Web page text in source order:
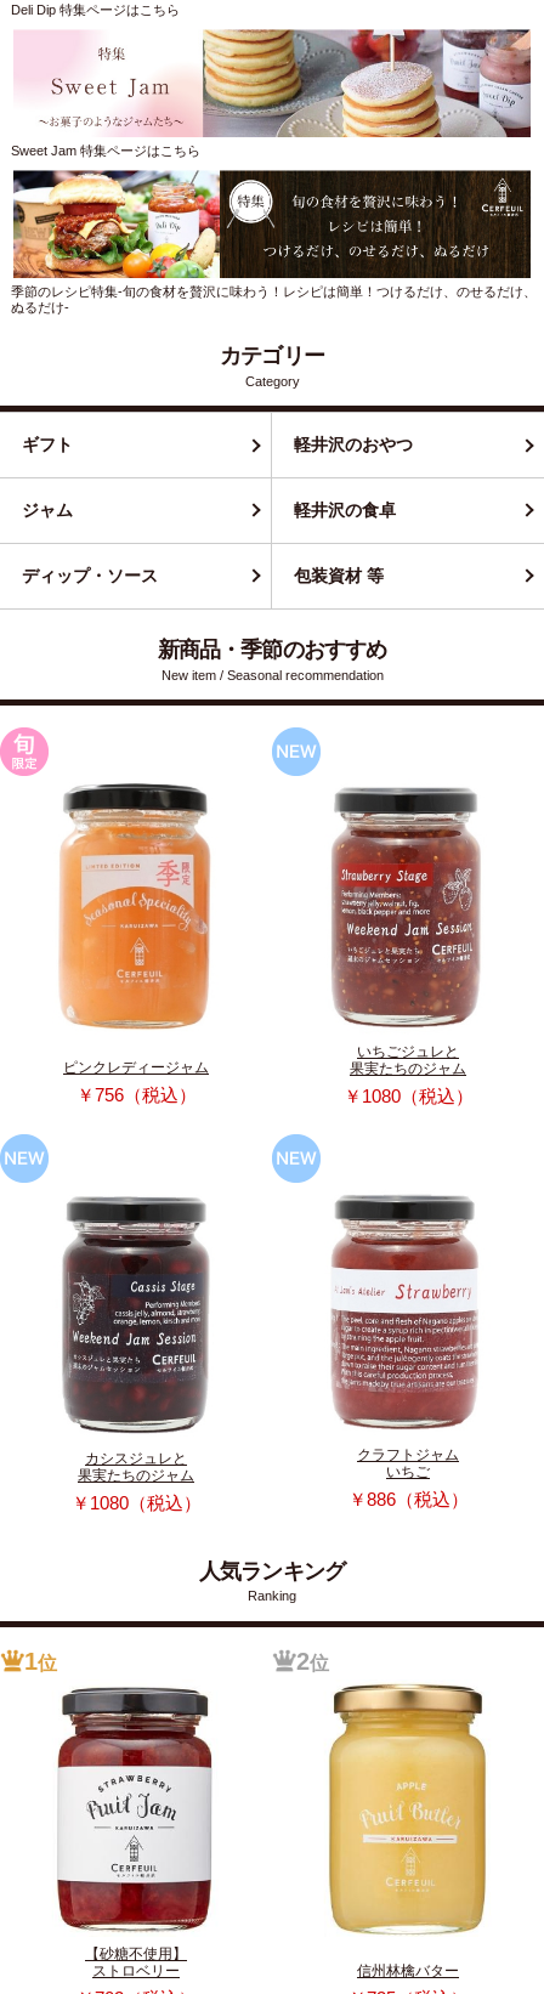
Deli Dip 特集ページはこちら
Sweet Jam 特集ページはこちら
季節のレシピ特集-旬の食材を贅沢に味わう！レシピは簡単！つけるだけ、のせるだけ、
ぬるだけ-
カテゴリー
Category
ギフト 軽井沢のおやつ
ジャム 軽井沢の食卓
ディップ・ソース 包装資材 等
新商品・季節のおすすめ
New item / Seasonal recommendation
ピンクレディージャム
￥756（税込）
いちごジュレと
果実たちのジャム
￥1080（税込）
カシスジュレと
果実たちのジャム
￥1080（税込）
クラフトジャム
いちご
￥886（税込）
人気ランキング
Ranking
1位
【砂糖不使用】
ストロベリー
2位
信州林檎バター